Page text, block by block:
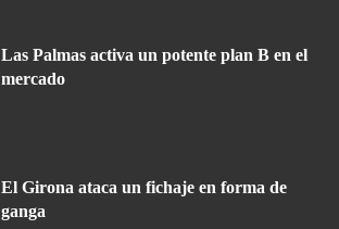
Las Palmas activa un potente plan B en el
mercado
El Girona ataca un fichaje en forma de
ganga